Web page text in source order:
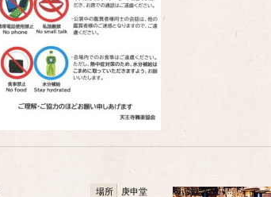
場所 庚申堂